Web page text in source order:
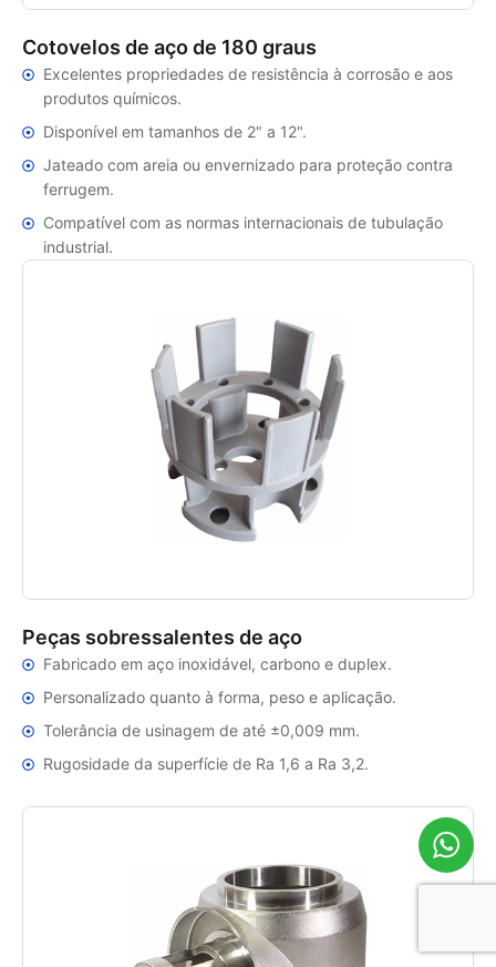
Cotovelos de aço de 180 graus
Excelentes propriedades de resistência à corrosão e aos
produtos químicos.
Disponível em tamanhos de 2" a 12".
Jateado com areia ou envernizado para proteção contra
ferrugem.
Compatível com as normas internacionais de tubulação
industrial.
Peças sobressalentes de aço
Fabricado em aço inoxidável, carbono e duplex.
Personalizado quanto à forma, peso e aplicação.
Tolerância de usinagem de até ±0,009 mm.
Rugosidade da superfície de Ra 1,6 a Ra 3,2.